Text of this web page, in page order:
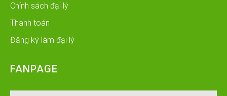
Chính sách đại lý
Thanh toán
Đăng ký làm đại lý
FANPAGE